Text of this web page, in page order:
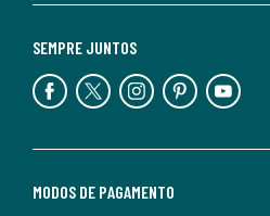
MODOS DE PAGAMENTO
SEMPRE JUNTOS